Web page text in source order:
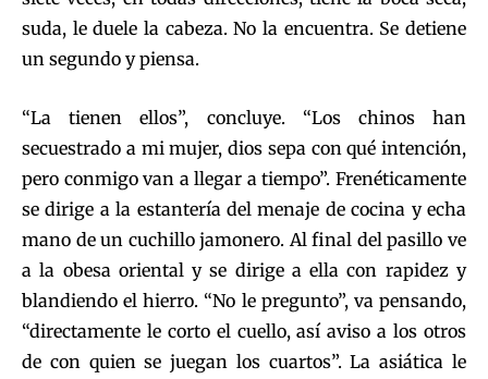
suda, le duele la cabeza. No la encuentra. Se detiene
un segundo y piensa.
“La tienen ellos”, concluye. “Los chinos han
secuestrado a mi mujer, dios sepa con qué intención,
pero conmigo van a llegar a tiempo”. Frenéticamente
se dirige a la estantería del menaje de cocina y echa
mano de un cuchillo jamonero. Al final del pasillo ve
a la obesa oriental y se dirige a ella con rapidez y
blandiendo el hierro. “No le pregunto”, va pensando,
“directamente le corto el cuello, así aviso a los otros
de con quien se juegan los cuartos”. La asiática le